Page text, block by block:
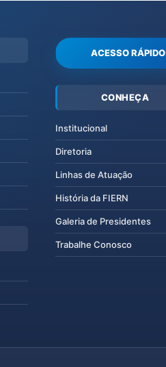
ACESSO RÁPIDO
CONHEÇA
Institucional
Diretoria
Linhas de Atuação
História da FIERN
Galeria de Presidentes
Trabalhe Conosco